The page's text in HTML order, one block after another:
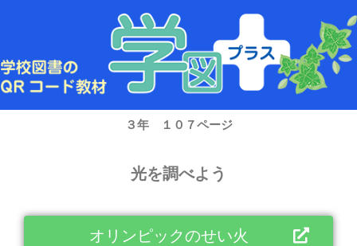
ス
キ
３年 １０７ページ
光を調べよう
オリンピックのせい火